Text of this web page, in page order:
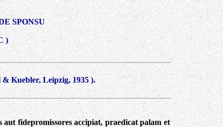
SPONSU
)
& Kuebler,Leipzig, 1935).
aut fidepromissores accipiat, praedicat palam et